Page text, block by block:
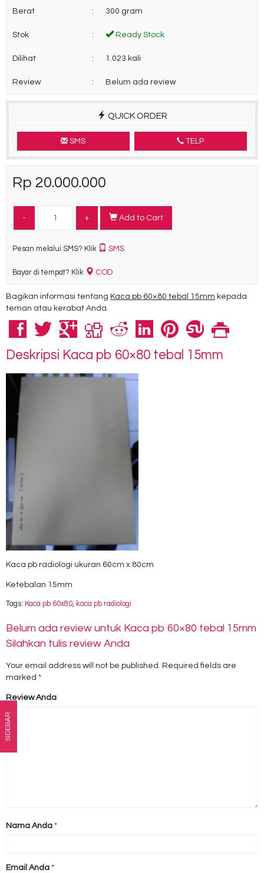
Berat : 300 gram
Stok : Ready Stock
Dilihat : 1.023 kali
Review : Belum ada review
QUICK ORDER
SMS TELP
Rp 20.000.000
- + Add to Cart
Pesan melalui SMS? Klik SMS
Bayar di tempat? Klik COD
Bagikan informasi tentang Kaca pb 60×80 tebal 15mm kepada
teman atau kerabat Anda.
Deskripsi Kaca pb 60×80 tebal 15mm
Kaca pb radiologi ukuran 60cm x 80cm
Ketebalan 15mm
Tags: Kaca pb 60x80, kaca pb radiologi
Belum ada review untuk Kaca pb 60×80 tebal 15mm
Silahkan tulis review Anda
Your email address will not be published. Required fields are
marked *
Review Anda
Nama Anda *
Email Anda *
SIDEBAR